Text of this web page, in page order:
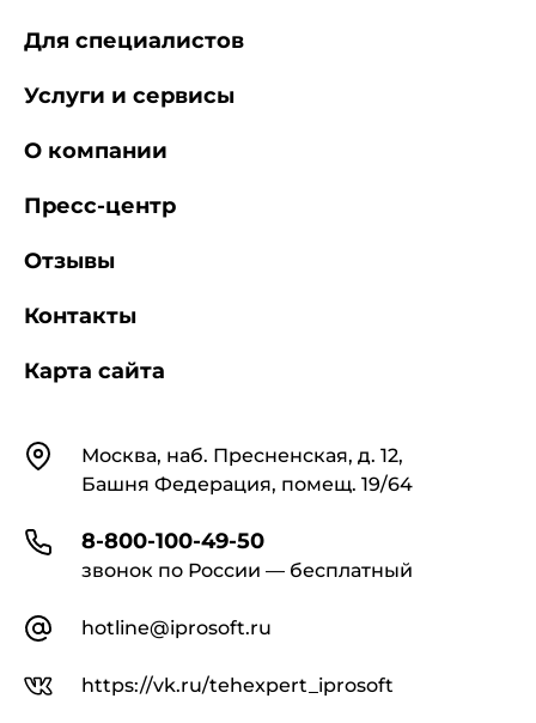
КонтактыМосква, наб. Пресненская, д. 12,
Башня Федерация, помещ. 19/64
8-800-100-49-50
звонок по России — бесплатный
hotline@iprosoft.ru
https://vk.ru/tehexpert_iprosoft
Для специалистов
Услуги и сервисы
О компании
Пресс-центр
Отзывы
Контакты
Карта сайта